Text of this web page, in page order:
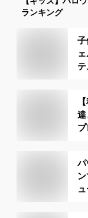
ランキング
子
達
プ
パ